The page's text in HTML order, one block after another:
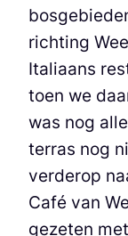
richting
Italiaans
toen we
was nog
terras nog
verderop
Café van
gezeten